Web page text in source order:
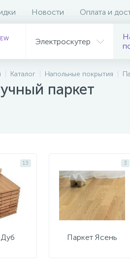
Новости Оплата и
Электроскутер
Каталог Напольные покрытия
паркет
13 3
Паркет Ясень